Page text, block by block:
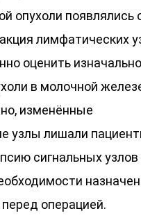
опухоли появлялись
лимфатических
оценить
в молочной
изменённые
узлы лишали
сигнальных узлов
операцией.